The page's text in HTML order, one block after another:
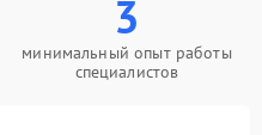
3
минимальный опыт работы
специалистов